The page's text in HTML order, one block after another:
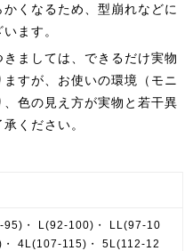
くなるため、型崩れなどに
ます。
ましては、できるだけ実物
すが、お使いの環境（モニ
色の見え方が実物と若干異
ください。
95)・ L(92-100)・ LL(97-10
4L(107-115)・ 5L(112-12